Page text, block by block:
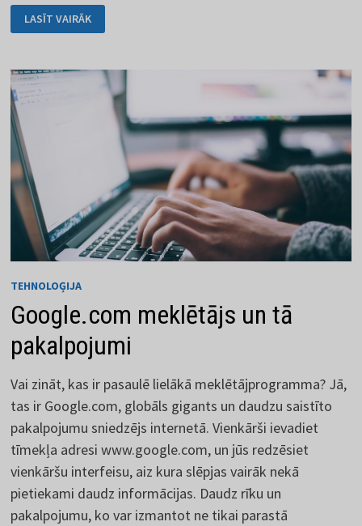
PICA
IR
ITĀLIJAS
LASĪT VAIRĀK
TEHNOLOĢIJA
Google.com meklētājs un tā
pakalpojumi
Vai zināt, kas ir pasaulē lielākā meklētājprogramma? Jā,
tas ir Google.com, globāls gigants un daudzu saistīto
pakalpojumu sniedzējs internetā. Vienkārši ievadiet
tīmekļa adresi www.google.com, un jūs redzēsiet
vienkāršu interfeisu, aiz kura slēpjas vairāk nekā
pietiekami daudz informācijas. Daudz rīku un
pakalpojumu, ko var izmantot ne tikai parastā